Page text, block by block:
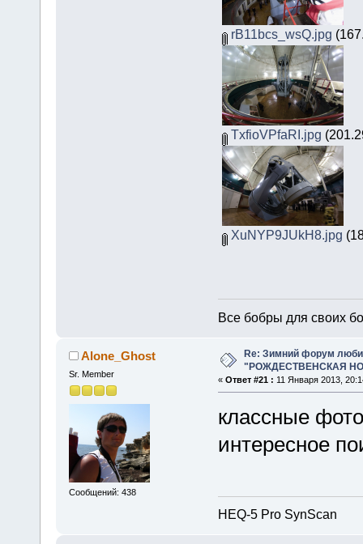
rB11bcs_wsQ.jpg
TxfioVPfaRI.jpg
XuNYP9JUkH8.jpg
Все бобры для своих
Alone_Ghost
Sr. Member
Сообщений: 438
Re: Зимний форум
"РОЖДЕСТВЕНСКАЯ
« Ответ #21 : 11 Января 2013,
классные
интересное
HEQ-5 Pro SynScan